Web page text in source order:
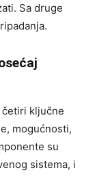
Sa druge
četiri ključne
mogućnosti,
su
sistema, i